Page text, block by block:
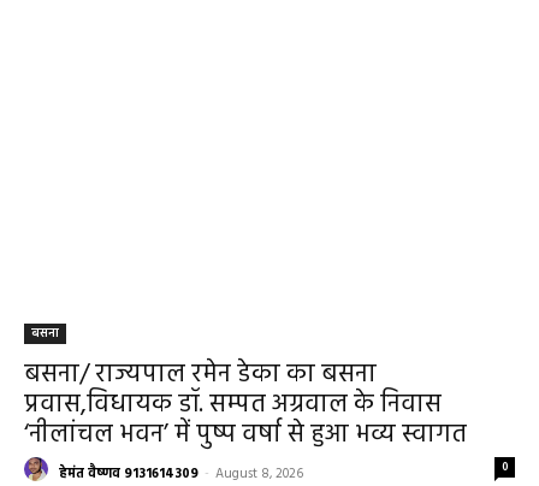
बसना
बसना/ राज्यपाल रमेन डेका का बसना
प्रवास,विधायक डॉ. सम्पत अग्रवाल के निवास
‘नीलांचल भवन’ में पुष्प वर्षा से हुआ भव्य स्वागत
हेमंत वैष्णव 9131614309 - August 8, 2026 0